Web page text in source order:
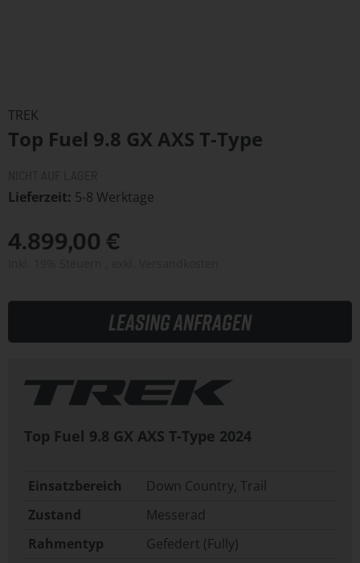
der
Bildergalerie
springen
TREK
Top Fuel 9.8 GX AXS T-Type
Lieferzeit 5-8 Werktage
4.899,00 €
Leasing anfragen
Top Fuel 9.8 GX AXS T-Type 2024
Einsatzbereich
Down Country, Trail
Zustand
Messerad
Rahmentyp
Gefedert (Fully)